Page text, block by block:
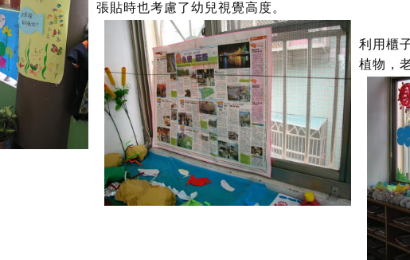
張貼時也考慮了幼兒視覺高度。
利用櫃
植物，